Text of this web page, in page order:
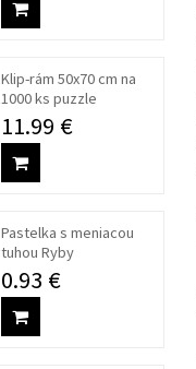
Klip-rám 50x70 cm na
1000 ks puzzle
11.99 €
Pastelka s meniacou
tuhou Ryby
0.93 €